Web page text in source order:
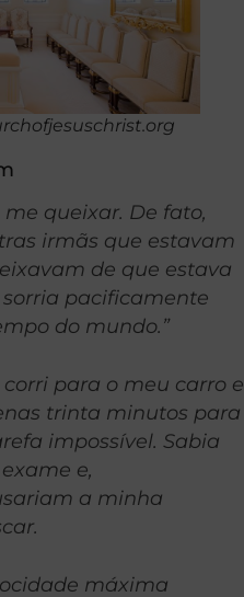
queixar. De fato,
irmãs que estavam
de que estava
pacificamente
do mundo.”
para o meu carro e
trinta minutos para
impossível. Sabia
e,
a minha
máxima